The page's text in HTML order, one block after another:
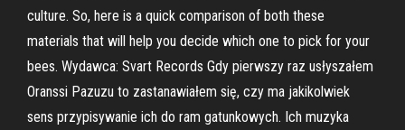
culture. So, here is a quick comparison of both these
materials that will help you decide which one to pick for your
bees. Wydawca: Svart Records Gdy pierwszy raz usłyszałem
Oranssi Pazuzu to zastanawiałem się, czy ma jakikolwiek
sens przypisywanie ich do ram gatunkowych. Ich muzyka